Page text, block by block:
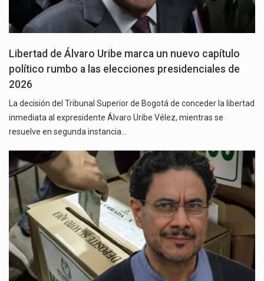
Libertad de Álvaro Uribe marca un nuevo capítulo
político rumbo a las elecciones presidenciales de
2026
La decisión del Tribunal Superior de Bogotá de conceder la libertad
inmediata al expresidente Álvaro Uribe Vélez, mientras se
resuelve en segunda instancia…